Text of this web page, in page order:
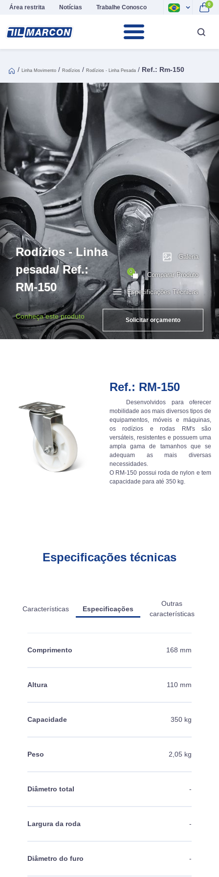
Área restrita Notícias Trabalhe Conosco 0
/ Linha Movimento / Rodízios / Rodízios - Linha Pesada / Ref.: Rm-150
Rodízios - Linha
pesada/ Ref.:
RM-150
Especificações Técnicas
Galeria
0 Comparar Produto
Conheça este produto Solicitar orçamento
Ref.: RM-150
Desenvolvidos para oferecer
mobilidade aos mais diversos tipos de
equipamentos, móveis e máquinas,
os rodízios e rodas RM's são
versáteis, resistentes e possuem uma
ampla gama de tamanhos que se
adequam as mais diversas
necessidades.
O RM-150 possui roda de nylon e tem
capacidade para até 350 kg.
Especificações técnicas
Características Especificações
Outras
características
Comprimento 168 mm
Altura 110 mm
Capacidade 350 kg
Peso 2,05 kg
Diâmetro total -
Largura da roda -
Diâmetro do furo -